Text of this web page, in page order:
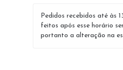
Pedidos recebidos até às
feitos após esse horário
portanto a alteração na